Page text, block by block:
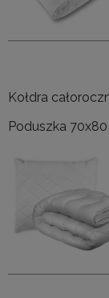
Kołdra
Poduszka